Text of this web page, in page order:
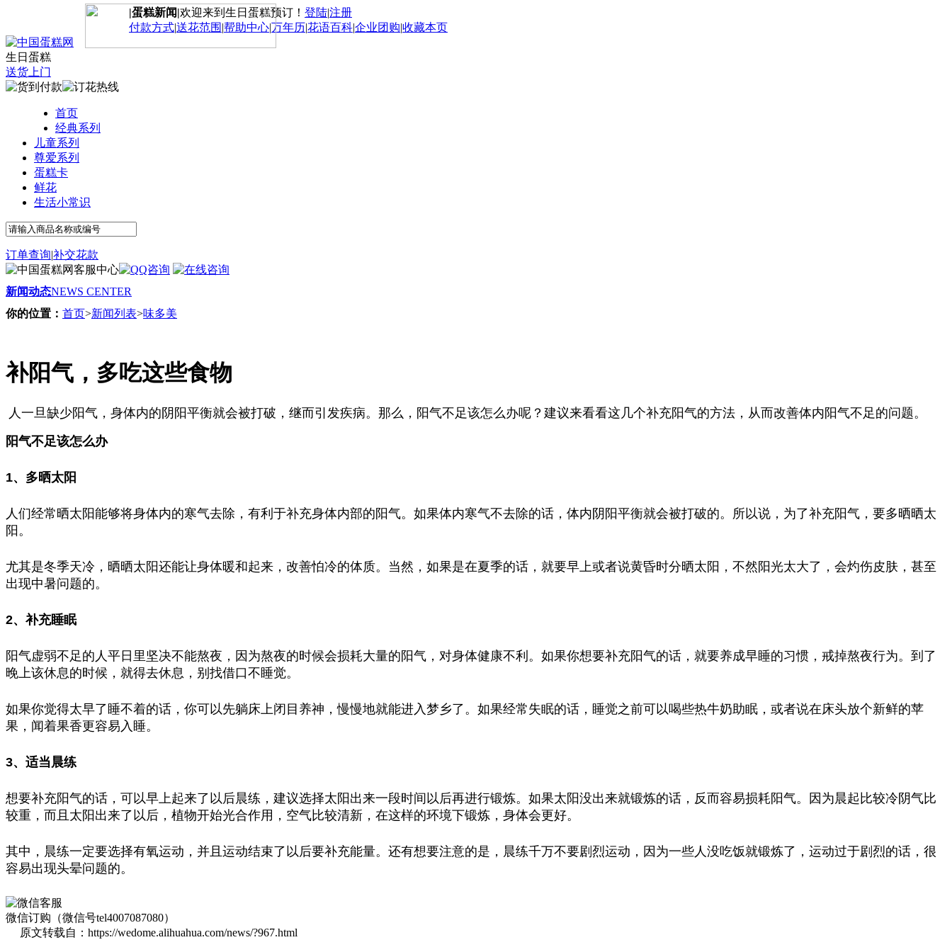
|蛋糕新闻|欢迎来到生日蛋糕预订！ 登陆|注册
付款方式|送花范围 |帮助中心|万年历|花语百科|企业团购|收藏本页
生日蛋糕
送货上门
首页
经典系列
儿童系列
尊爱系列
蛋糕卡
鲜花
生活小常识
订单查询|补交花款
新闻动态NEWS CENTER
你的位置： 首页>新闻列表>味多美
补阳气，多吃这些食物
人一旦缺少阳气，身体内的阴阳平衡就会被打破，继而引发疾病。那么，阳气不足该怎么办呢？建议来看看这几个补充阳气的方法，从而改善体内阳气不足的问题。
阳气不足该怎么办
1、多晒太阳
人们经常晒太阳能够将身体内的寒气去除，有利于补充身体内部的阳气。如果体内寒气不去除的话，体内阴阳平衡就会被打破的。所以说，为了补充阳气，要多晒晒太
阳。
尤其是冬季天冷，晒晒太阳还能让身体暖和起来，改善怕冷的体质。当然，如果是在夏季的话，就要早上或者说黄昏时分晒太阳，不然阳光太大了，会灼伤皮肤，甚至
出现中暑问题的。
2、补充睡眠
阳气虚弱不足的人平日里坚决不能熬夜，因为熬夜的时候会损耗大量的阳气，对身体健康不利。如果你想要补充阳气的话，就要养成早睡的习惯，戒掉熬夜行为。到了
晚上该休息的时候，就得去休息，别找借口不睡觉。
如果你觉得太早了睡不着的话，你可以先躺床上闭目养神，慢慢地就能进入梦乡了。如果经常失眠的话，睡觉之前可以喝些热牛奶助眠，或者说在床头放个新鲜的苹
果，闻着果香更容易入睡。
3、适当晨练
想要补充阳气的话，可以早上起来了以后晨练，建议选择太阳出来一段时间以后再进行锻炼。如果太阳没出来就锻炼的话，反而容易损耗阳气。因为晨起比较冷阴气比
较重，而且太阳出来了以后，植物开始光合作用，空气比较清新，在这样的环境下锻炼，身体会更好。
其中，晨练一定要选择有氧运动，并且运动结束了以后要补充能量。还有想要注意的是，晨练千万不要剧烈运动，因为一些人没吃饭就锻炼了，运动过于剧烈的话，很
容易出现头晕问题的。
微信订购（微信号tel4007087080）
原文转载自：https://wedome.alihuahua.com/news/?967.html